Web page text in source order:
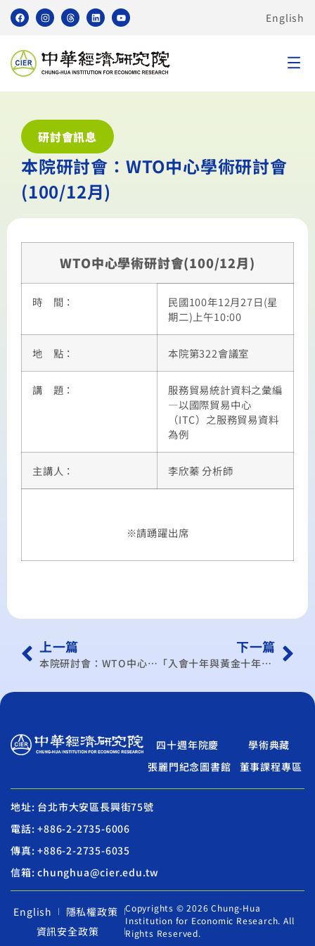
English
研討會訊息
本院研討會：WTO中心學術研討會
(100/12月)
WTO中心學術研討會(100/12月)
時 間：
民國100年12月27日(星
期二)上午10:00
地 點： 本院第322會議室
講 題：
服務貿易統計資料之彙編
—以國際貿易中心
（ITC）之服務貿易資料
為例
主講人： 李欣蓁 分析師
※請踴躍出席
上一篇
本院研討會：WTO中心學術研討會(100/12月)
下一篇
「入會十年與黃金十年：經貿自由化，布局全球」國際研討會
四十週年院慶
學術典藏
張麗門紀念圖書館
董事課程專區
地址: 台北市大安區長興街75號
電話: +886-2-2735-6006
傳真: +886-2-2735-6035
信箱: chunghua@cier.edu.tw
English
隱私權政策
資訊安全政策
Copyrights © 2026 Chung-Hua
Institution for Economic Research. All
Rights Reserved.